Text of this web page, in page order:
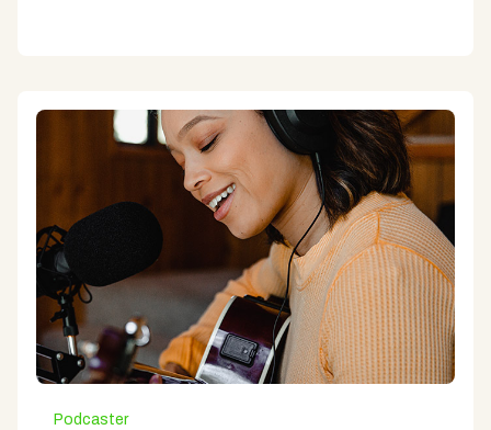
Podcaster